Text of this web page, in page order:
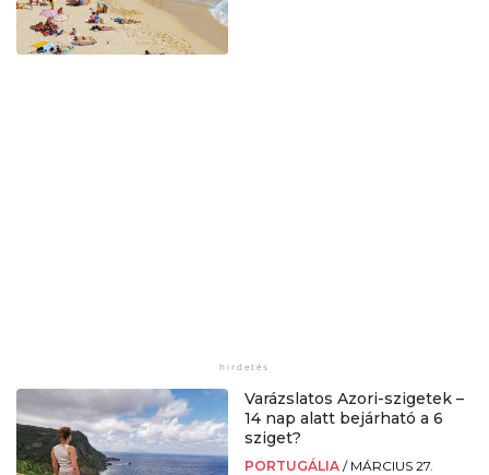
Varázslatos Azori-szigetek –
14 nap alatt bejárható a 6
sziget?
PORTUGÁLIA / MÁRCIUS 27.